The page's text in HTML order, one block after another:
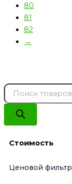
Стоимость
Ценовой фильтр
80
81
82
→